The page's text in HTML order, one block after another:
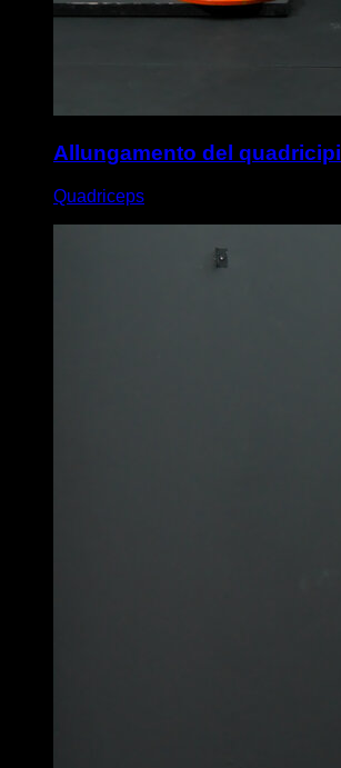
Allungamento del
Quadriceps